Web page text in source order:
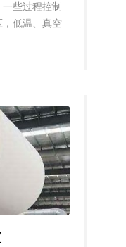
些过程控制
低温、真空